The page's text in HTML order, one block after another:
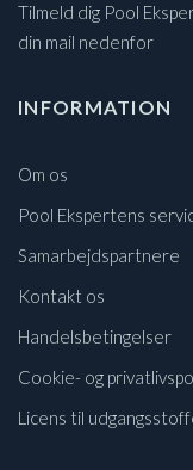
Tilmeld dig Pool
din mail nedenfor
INFORMATION
Om os
Pool Ekspertens
Samarbejdspartnere
Kontakt os
Handelsbetingelser
Cookie- og
Licens til